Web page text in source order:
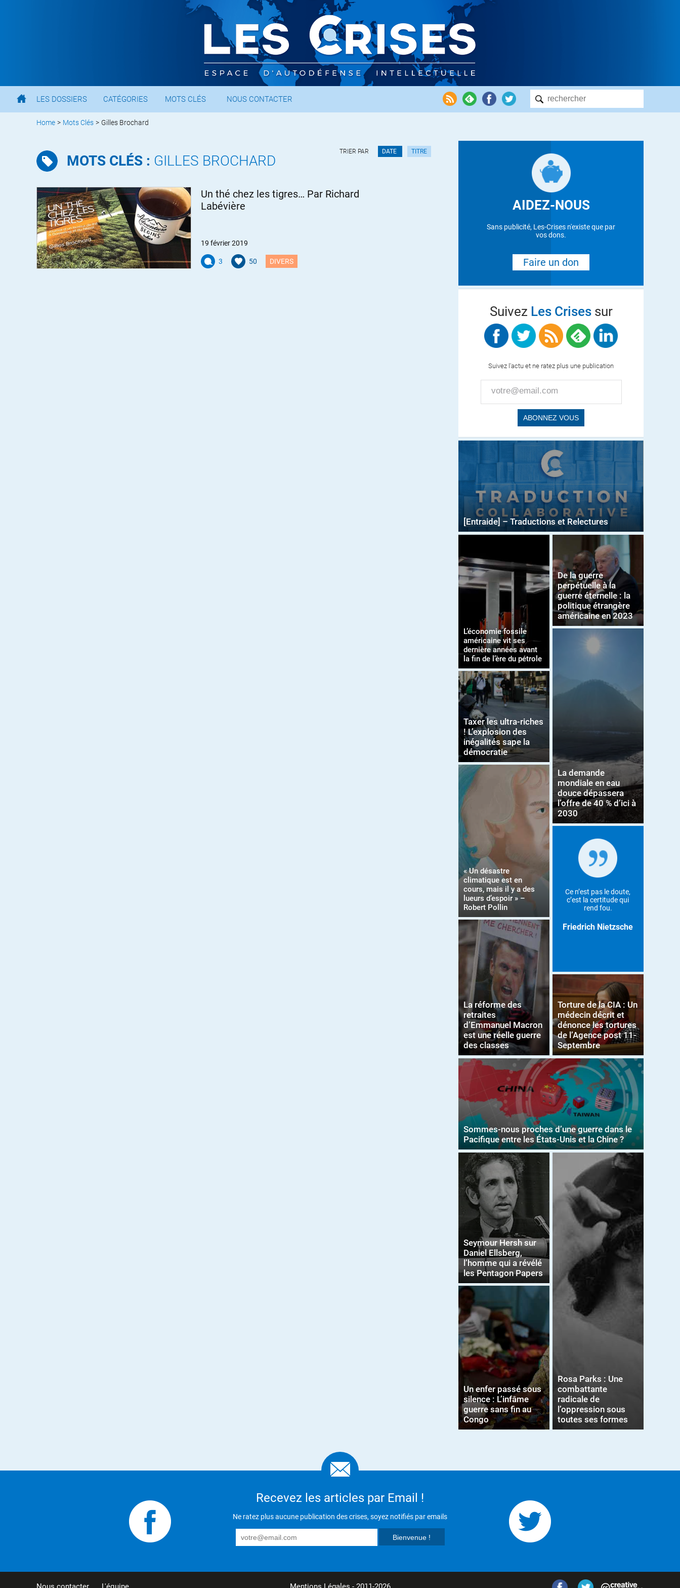
LES DOSSIERS CATÉGORIES MOTS CLÉS NOUS CONTACTER
Home > Mots Clés > Gilles Brochard
MOTS CLÉS : GILLES BROCHARD
TRIER PAR DATE TITRE
Un thé chez les tigres… Par Richard
Labévière
19 février 2019
3 50 DIVERS
AIDEZ-NOUS
Sans publicité, Les-Crises n'existe que par
vos dons.
Faire un don
Suivez Les Crisessur
Suivez l'actu et ne ratez plus une publication
[Entraide] – Traductions et Relectures
L’économie fossile
américaine vit ses
dernière années avant
la fin de l’ère du pétrole
Taxer les ultra-riches
! L’explosion des
inégalités sape la
démocratie
« Un désastre
climatique est en
cours, mais il y a des
lueurs d’espoir » –
Robert Pollin
La réforme des
retraites
d’Emmanuel Macron
est une réelle guerre
des classes
De la guerre
perpétuelle à la
guerre éternelle : la
politique étrangère
américaine en 2023
La demande
mondiale en eau
douce dépassera
l’offre de 40 % d’ici à
2030
Ce n’est pas le doute,
c’est la certitude qui
rend fou.
Friedrich Nietzsche
Torture de la CIA : Un
médecin décrit et
dénonce les tortures
de l’Agence post 11-
Septembre
Sommes-nous proches d’une guerre dans le
Pacifique entre les États-Unis et la Chine ?
Seymour Hersh sur
Daniel Ellsberg,
l’homme qui a révélé
les Pentagon Papers
Un enfer passé sous
silence : L’infâme
guerre sans fin au
Congo
Rosa Parks : Une
combattante
radicale de
l’oppression sous
toutes ses formes
Recevez les articles par Email !
Ne ratez plus aucune publication des crises, soyez notifiés par emails